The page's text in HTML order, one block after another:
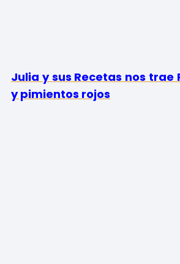
Julia y sus Recetas nos trae
y pimientos rojos